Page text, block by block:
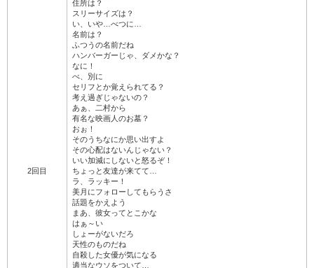
2回目
住所は？
スリーサイズは？
い、いや…べつに…
名前は？
ふつうの名前だね
ハンバーガーじゃ、ダメかな？
なに！
べ、別に
セリフとか覚えられてる？
考え過ぎじゃないの？
あぁ、二村から
有名な映画人のお墓？
おぉ！
そのうちなにか思い出すよ
その心配はないんじゃない？
いい加減にしないと怒るぞ！
ちょっと友達が来てて…
ラ、ラッキー！
美月にフォローしてもらうさ
話題をかえよう
まあ、彼女ってとこかな
はぁ～い
しょーがないだろ
天性のものだね
自殺した女優が気になる
適当なウソをついて…